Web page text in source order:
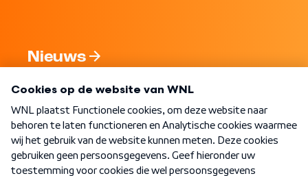
Nieuws
Nieuwsbrief
Word Lid